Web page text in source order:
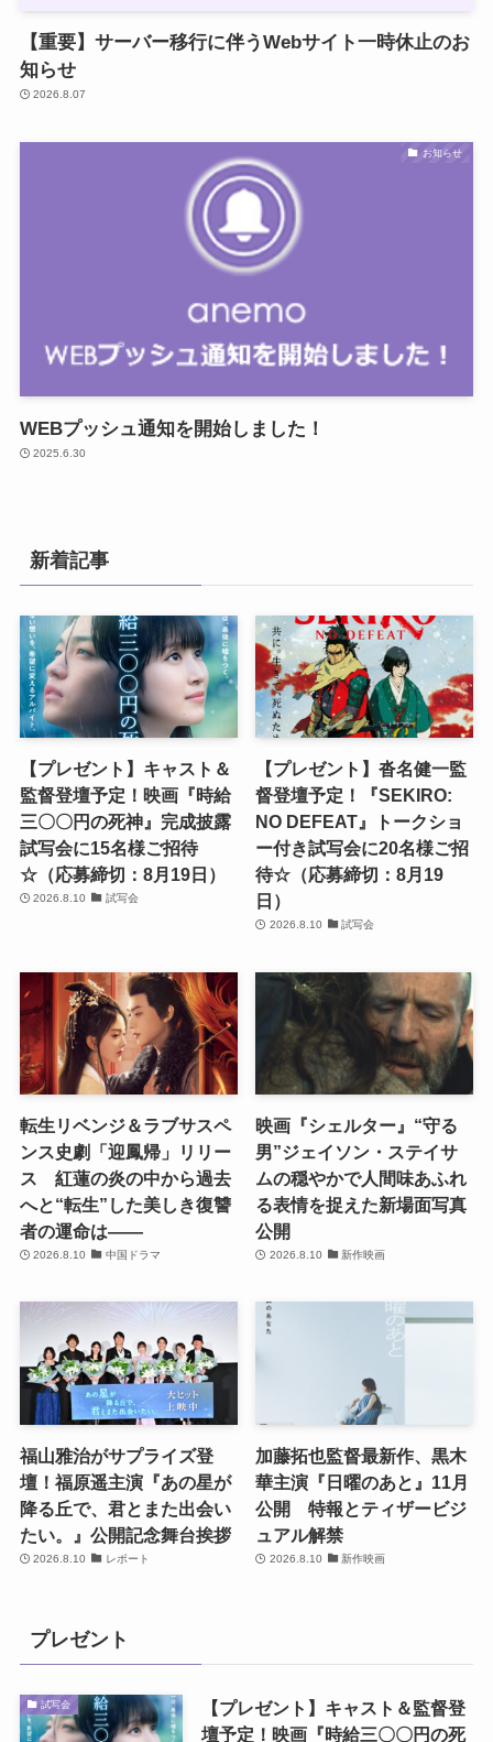
【重要】サーバー移行に伴うWebサイト一時休止のお
知らせ
2026.8.07
お知らせ
WEBプッシュ通知を開始しました！
2025.6.30
新着記事
【プレゼント】キャスト＆
監督登壇予定！映画『時給
三〇〇円の死神』完成披露
試写会に15名様ご招待
☆（応募締切：8月19日）
2026.8.10 試写会
【プレゼント】沓名健一監
督登壇予定！『SEKIRO:
NO DEFEAT』トークショ
ー付き試写会に20名様ご招
待☆（応募締切：8月19
日）
2026.8.10 試写会
転生リベンジ＆ラブサスペ
ンス史劇「迎鳳帰」リリー
ス 紅蓮の炎の中から過去
へと“転生”した美しき復讐
者の運命は――
2026.8.10 中国ドラマ
映画『シェルター』“守る
男”ジェイソン・ステイサ
ムの穏やかで人間味あふれ
る表情を捉えた新場面写真
公開
2026.8.10 新作映画
福山雅治がサプライズ登
壇！福原遥主演『あの星が
降る丘で、君とまた出会い
たい。』公開記念舞台挨拶
2026.8.10 レポート
加藤拓也監督最新作、黒木
華主演『日曜のあと』11月
公開 特報とティザービジ
ュアル解禁
2026.8.10 新作映画
プレゼント
試写会
【プレゼント】キャスト＆監督登
壇予定！映画『時給三〇〇円の死